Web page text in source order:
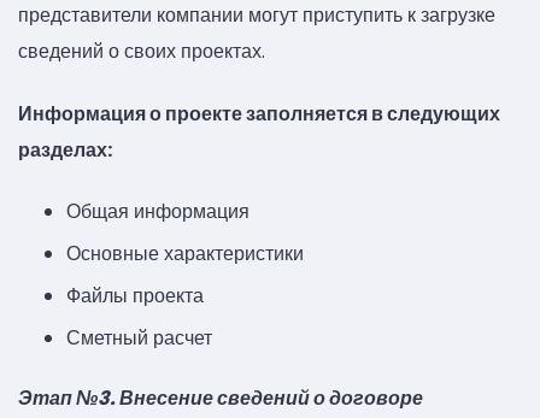
представители компании могут приступить к загрузке
сведений о своих проектах.
Информация о проекте заполняется в следующих
разделах:
Общая информация
Основные характеристики
Файлы проекта
Сметный расчет
Этап №3. Внесение сведений о договоре